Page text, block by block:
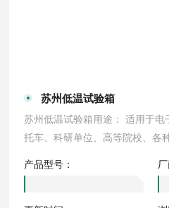
苏州低温试验箱
苏州低温试验箱用途： 适用于电子电工、航空航天、汽车摩
托车、科研单位、高等院校、各
检测其各性能指标。低温箱/低温
型号 D-100 内形尺寸
产品型号：